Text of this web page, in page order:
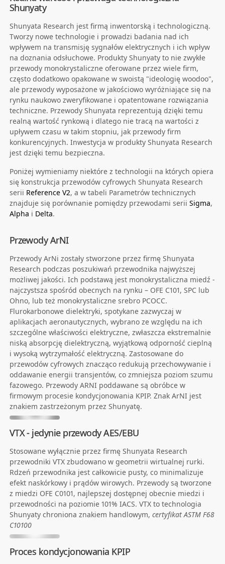
Shunyaty
Shunyata Research jest firmą inwentorską i technologiczną.
Tworzy nowe technologie i prowadzi badania nad ich
wpływem na transmisję sygnałów elektrycznych i ich wpływ
na doznania odsłuchowe. Produkty Shunyaty to nie zwykłe
przewody monokrystaliczne oferowane przez wiele firm,
często dodatkowo opakowane w swoistą "ideologię woodoo",
ale przewody wyposażone w jakościowo wyróżniające się na
rynku naukowo zweryfikowane i opatentowane rozwiązania
techniczne. Przewody Shunyata reprezentują dzięki temu
realną wartość rynkową i dlatego nie tracą na wartości z
upływem czasu w takim stopniu, jak przewody firm
konkurencyjnych. Inwestycja w produkty Shunyata Research
jest dzięki temu bezpieczna.
Poniżej wymieniamy niektóre z technologii na których opiera
się konstrukcja przewodów cyfrowych Shunyata Research
serii Reference V2, a w tabeli Parametrów technicznych
znajduje się porównanie pomiędzy przewodami serii Sigma,
Alpha i Delta.
Przewody ArNI
Przewody ArNi zostały stworzone przez firmę Shunyata
Research podczas poszukiwań przewodnika najwyższej
możliwej jakości. Ich podstawą jest monokrystaliczna miedź -
najczystsza spośród obecnych na rynku – OFE C101, SPC lub
Ohno, lub też monokrystaliczne srebro PCOCC.
Flurokarbonowe dielektryki, spotykane zazwyczaj w
aplikacjach aeronautycznych, wybrano ze względu na ich
szczególne właściwości elektryczne, zwłaszcza ekstremalnie
niską absorpcję dielektryczną, wyjątkową odporność cieplną
i wysoką wytrzymałość elektryczną. Zastosowane do
przewodów cyfrowych znacząco redukują przechowywanie i
oddawanie energii transjentów, co zmniejsza poziom szumu
fazowego. Przewody ARNI poddawane są obróbce w
firmowym procesie kondycjonowania KPIP. Znak ArNI jest
znakiem zastrzeżonym przez Shunyatę.
VTX - jedynie przewody AES/EBU
Stosowane wyłącznie przez firmę Shunyata Research
przewodniki VTX zbudowano w geometrii wirtualnej rurki.
Rdzeń przewodnika jest całkowicie pusty, co minimalizuje
efekt naskórkowy i prądów wirowych. Przewody są tworzone
z miedzi OFE C0101, najlepszej dostępnej obecnie miedzi i
przewodności na poziomie 101% IACS. VTX to technologia
Shunyaty chroniona znakiem handlowym, certyfikat ASTM F68
C10100
Proces kondycjonowania KPIP